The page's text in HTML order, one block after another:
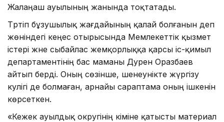
Жалаңаш ауылының жанында тоқтатады.
Тәртіп бұзушылық жағдайының қалай болғанын әдеп
жөніндегі кеңес отырысында Мемлекеттік қызмет
істері және сыбайлас жемқорлыққа қарсы іс-қимыл
департаментінің бас маманы Дәурен Оразбаев
айтып берді. Оның сөзінше, шенеунікте жүргізу
куәлігі де болмаған, арнайы сараптама оның ішкенін
көрсеткен.
«Кежек ауылдық округінің әкіміне қатысты материал